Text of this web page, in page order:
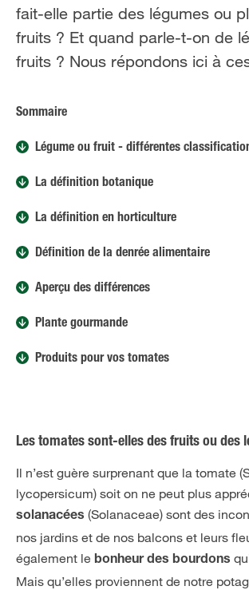
fait-elle partie des légumes ou
fruits ? Et quand parle-t-on de
fruits ? Nous répondons ici à
Sommaire
Légume ou fruit - différentes
La définition botanique
La définition en horticulture
Définition de la denrée alimentaire
Aperçu des différences
Plante gourmande
Produits pour vos tomates
Les tomates sont-elles des fruits ou des
Il n’est guère surprenant que la tomate
lycopersicum) soit on ne peut plus
solanacées (Solanaceae) sont des
nos jardins et de nos balcons et leurs
également le bonheur des bourdons
Mais qu’elles proviennent de notre